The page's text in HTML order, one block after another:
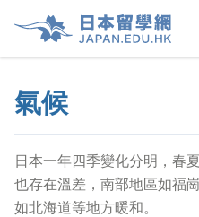
首頁
留學選擇
氣候
日本一年四季變化分明，春
也存在溫差，南部地區如福
如北海道等地方暖和。